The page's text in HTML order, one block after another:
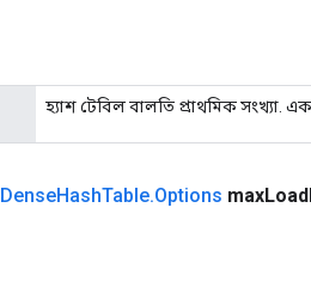
হ্যাশ টেবিল বালতি প্রাথমিক সংখ্যা.
DenseHashTable.Options maxLoad